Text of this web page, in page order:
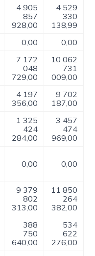
4 905
857
928,00
4 529
330
138,99
0,00 0,00
7 172
048
729,00
10 062
731
009,00
4 197
356,00
9 702
187,00
1 325
424
284,00
3 457
474
969,00
0,00 0,00
9 379
802
313,00
11 850
264
382,00
388
750
640,00
534
622
276,00